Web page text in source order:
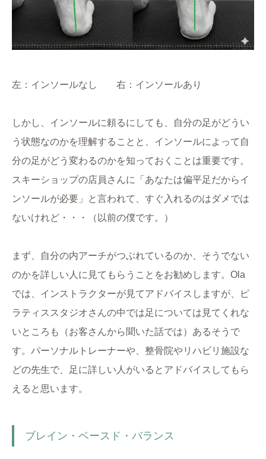
左：インソールなし 右：インソールあり
しかし、インソールに頼るにしても、自分の足がどうい
う状態なのかを理解することと、インソールによって自
分の足がどう変わるのかを知っておくことは重要です。
スキーショップの店員さんに「あなたは偏平足だからイ
ンソールが必要」と言われて、すぐ入れるのはダメでは
ないけれど・・・（以前の僕です。）
まず、自分の内アーチがつぶれているのか、そうでない
のかを詳しい人に見てもらうことをお勧めします。Ola
では、インストラクターが見てアドバイスしますが、ピ
ラティススタジオさんの中では足については見てくれな
いところも（お客さんから聞いた話では）あるそうで
す。パーソナルトレーナーや、整骨院やリハビリ施設な
どの先生で、足に詳しい人がいるとアドバイスしてもら
えると思います。
ブレイン・ベースド・バランス